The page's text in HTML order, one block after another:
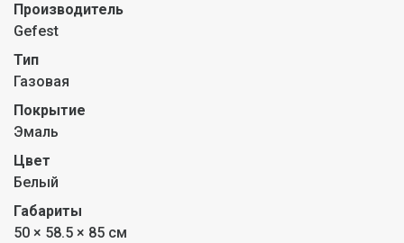
Производитель
Gefest
Тип
Газовая
Покрытие
Эмаль
Цвет
Белый
Габариты
50 × 58.5 × 85 см